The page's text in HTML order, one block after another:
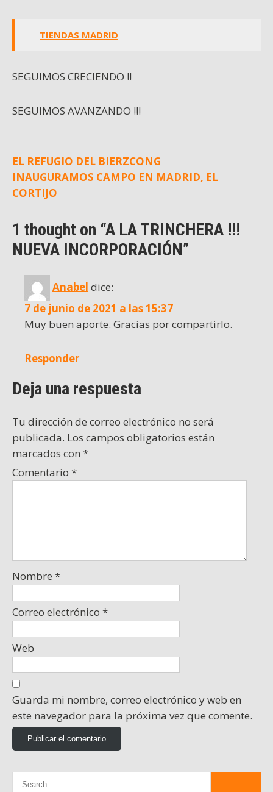
TIENDAS MADRID
SEGUIMOS CRECIENDO !!
SEGUIMOS AVANZANDO !!!
Navegación
de
entradas
EL REFUGIO DEL BIERZCONG
INAUGURAMOS CAMPO EN MADRID, EL
CORTIJO
1 thought on “A LA TRINCHERA !!!
NUEVA INCORPORACIÓN”
Anabel dice:
7 de junio de 2021 a las 15:37
Muy buen aporte. Gracias por compartirlo.
Responder
Deja una respuesta
Tu dirección de correo electrónico no será
publicada. Los campos obligatorios están
marcados con *
Comentario *
Nombre *
Correo electrónico *
Web
Guarda mi nombre, correo electrónico y web en
este navegador para la próxima vez que comente.